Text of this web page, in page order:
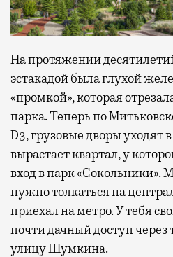
На протяжении
эстакадой была глухой
«промкой», которая
парка. Теперь по
D3, грузовые дворы уходят
вырастает квартал, у
вход в парк «Сокольники».
нужно толкаться на
приехал на метро. У тебя
почти дачный доступ
улицу Шумкина.